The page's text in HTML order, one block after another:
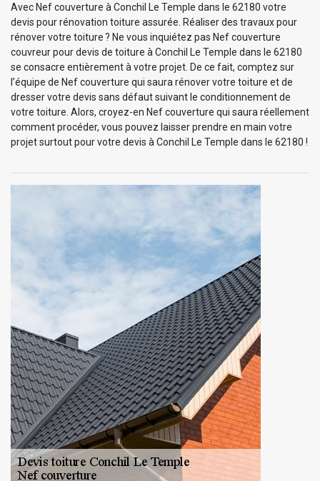
Avec Nef couverture à Conchil Le Temple dans le 62180 votre
devis pour rénovation toiture assurée. Réaliser des travaux pour
rénover votre toiture ? Ne vous inquiétez pas Nef couverture
couvreur pour devis de toiture à Conchil Le Temple dans le 62180
se consacre entièrement à votre projet. De ce fait, comptez sur
l’équipe de Nef couverture qui saura rénover votre toiture et de
dresser votre devis sans défaut suivant le conditionnement de
votre toiture. Alors, croyez-en Nef couverture qui saura réellement
comment procéder, vous pouvez laisser prendre en main votre
projet surtout pour votre devis à Conchil Le Temple dans le 62180 !